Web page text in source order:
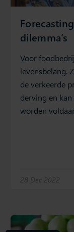
dilemma’s
Voor
levensbelang.
de verkeerde
derving en
worden
28 Dec 2022